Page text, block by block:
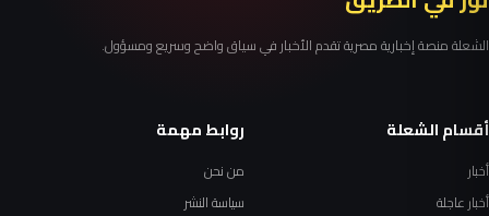
الشعلة منصة إخبارية مصرية تقدم الأخبار في سياق واضح وسريع ومسؤول.
أقسام الشعلة
أخبار
أخبار عاجلة
روابط مهمة
من نحن
سياسة النشر